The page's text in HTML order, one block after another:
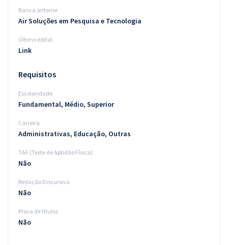
Banca anterior
Air Soluções em Pesquisa e Tecnologia
Último edital
Link
Requisitos
Escolaridade
Fundamental, Médio, Superior
Carreira
Administrativas, Educação, Outras
TAF (Teste de Aptidão Física)
Não
Redação Discursiva
Não
Prova de títulos
Não